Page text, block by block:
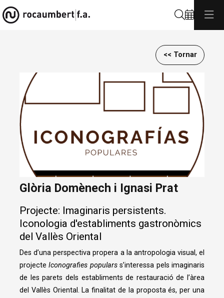
<< Tornar
Diapositiva 1 de 1
Glòria Domènech i Ignasi Prat
Projecte: Imaginaris persistents.
Iconologia d'establiments gastronòmics
del Vallès Oriental
Des d’una perspectiva propera a la antropologia visual, el
projecte Iconografies popularss’interessa pels imaginaris
de les parets dels establiments de restauració de l’àrea
del Vallès Oriental. La finalitat de la proposta és, per una